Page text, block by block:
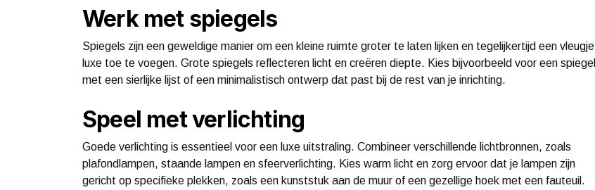
Werk met spiegels
Spiegels zijn een geweldige manier om een kleine ruimte groter te laten lijken en tegelijkertijd een vleugje
luxe toe te voegen. Grote spiegels reflecteren licht en creëren diepte. Kies bijvoorbeeld voor een spiegel
met een sierlijke lijst of een minimalistisch ontwerp dat past bij de rest van je inrichting.
Speel met verlichting
Goede verlichting is essentieel voor een luxe uitstraling. Combineer verschillende lichtbronnen, zoals
plafondlampen, staande lampen en sfeerverlichting. Kies warm licht en zorg ervoor dat je lampen zijn
gericht op specifieke plekken, zoals een kunststuk aan de muur of een gezellige hoek met een fauteuil.